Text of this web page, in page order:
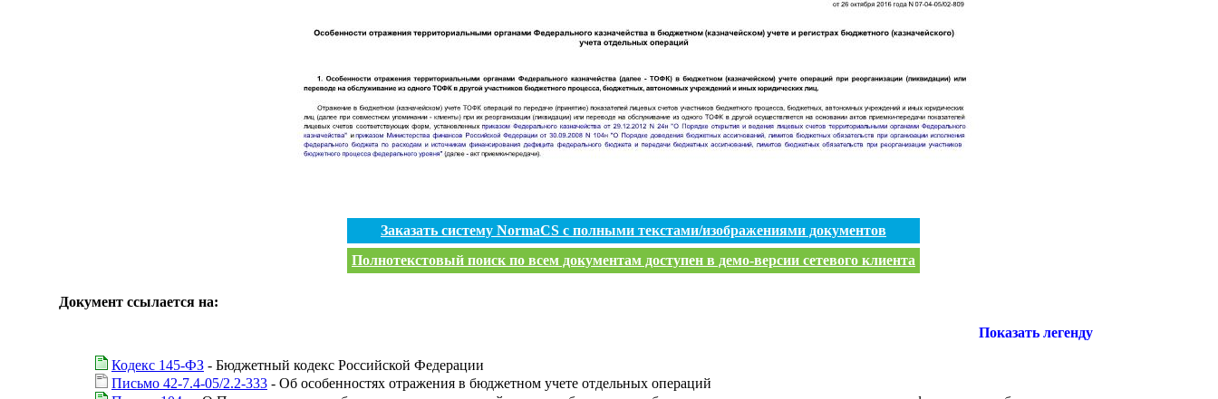
Заказать систему NormaCS с полными текстами/изображениями документов
Полнотекстовый поиск по всем документам доступен в демо-версии сетевого клиента
Документ ссылается на:
Показать легенду
Кодекс 145-ФЗ - Бюджетный кодекс Российской Федерации
Письмо 42-7.4-05/2.2-333 - Об особенностях отражения в бюджетном учете отдельных операций